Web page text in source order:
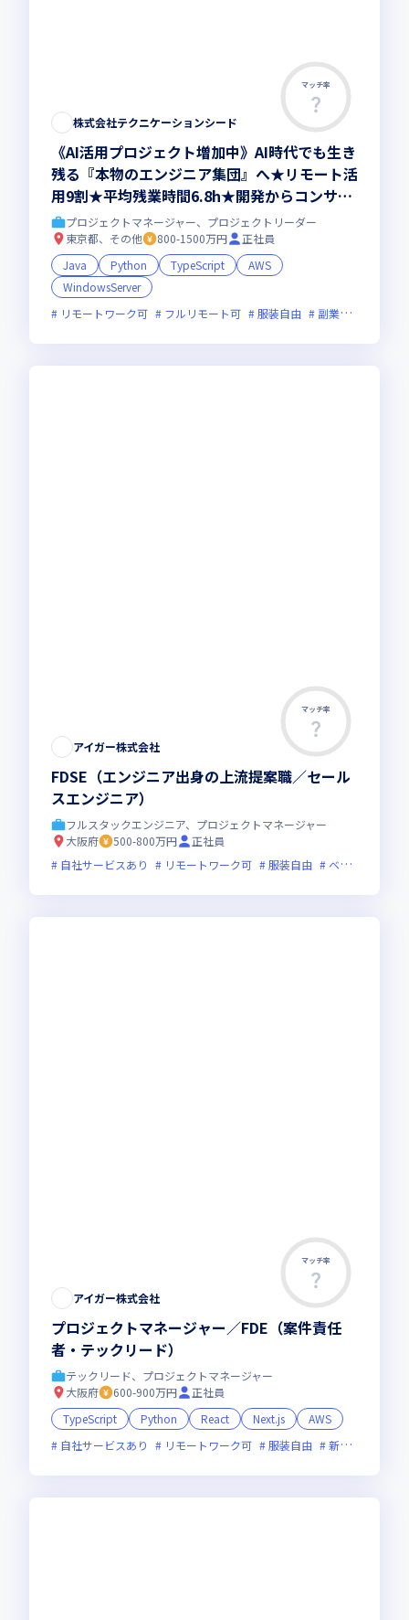
マッチ率
株式会社テクニケーションシード
《AI活用プロジェクト増加中》AI時代でも生き
残る『本物のエンジニア集団』へ★リモート活
用9割★平均残業時間6.8h★開発からコンサル
領域まで、一気通貫でキャリアを作りたいあな
たにオススメの環境です！
プロジェクトマネージャー、プロジェクトリーダー
東京都、その他
800-1500万円
正社員
Java
Python TypeScript
AWS
WindowsServer
リモートワーク可
フルリモート可 服装自由 副業可
マッチ率
アイガー株式会社
FDSE（エンジニア出身の上流提案職／セール
スエンジニア）
フルスタックエンジニア、プロジェクトマネージャー
大阪府
500-800万円
正社員
自社サービスあり
リモートワーク可 服装自由 ベンチャー企業
マッチ率
アイガー株式会社
プロジェクトマネージャー／FDE（案件責任
者・テックリード）
テックリード、プロジェクトマネージャー
大阪府
600-900万円
正社員
TypeScript
Python React Next.js
AWS
自社サービスあり
リモートワーク可 服装自由 新規立ち上げ